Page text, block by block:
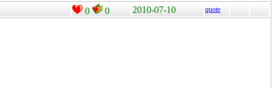
0 0 2010-07-10 quote